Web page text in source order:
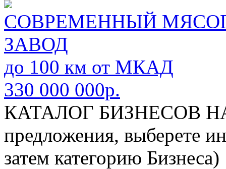
СОВРЕМЕННЫЙ
ЗАВОД
до 100 км от МКАД
330 000 000р.
КАТАЛОГ БИЗНЕСОВ
предложения, выберете
затем категорию Бизнеса)